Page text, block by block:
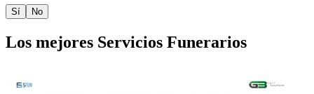
Sí No
Los mejores Servicios Funerarios